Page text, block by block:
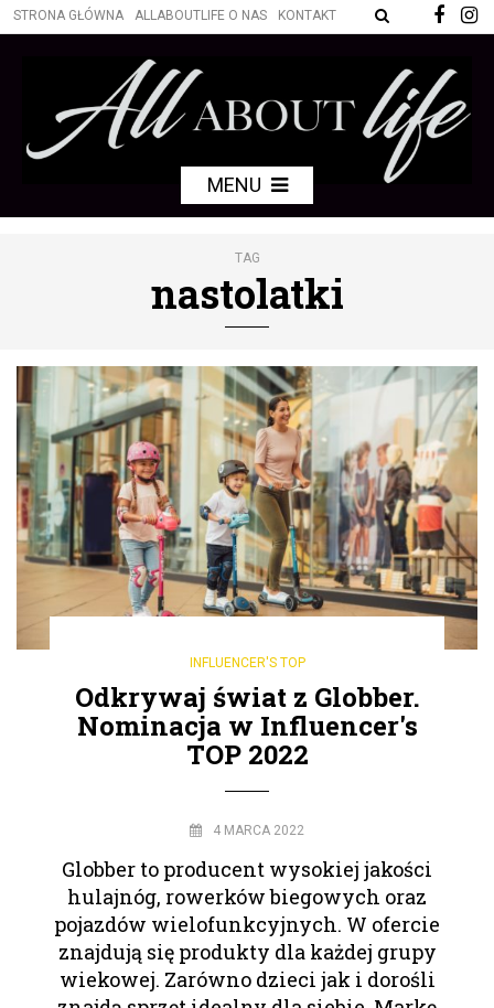
STRONA GŁÓWNA ALLABOUTLIFE O NAS KONTAKT
MENU
TAG
nastolatki
INFLUENCER'S TOP
Odkrywaj świat z Globber.
Nominacja w Influencer's
TOP 2022
4 MARCA 2022
Globber to producent wysokiej jakości
hulajnóg, rowerków biegowych oraz
pojazdów wielofunkcyjnych. W ofercie
znajdują się produkty dla każdej grupy
wiekowej. Zarówno dzieci jak i dorośli